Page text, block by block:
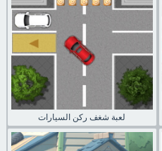
لعبة شغف ركن السيارات